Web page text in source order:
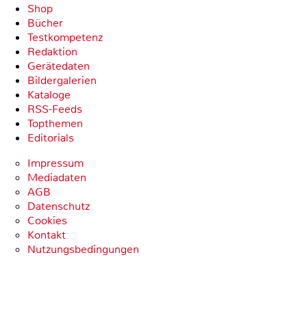
Shop
Bücher
Testkompetenz
Redaktion
Gerätedaten
Bildergalerien
Kataloge
RSS-Feeds
Topthemen
Editorials
Impressum
Mediadaten
AGB
Datenschutz
Cookies
Kontakt
Nutzungsbedingungen